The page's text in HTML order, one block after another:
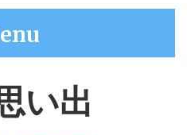
い出